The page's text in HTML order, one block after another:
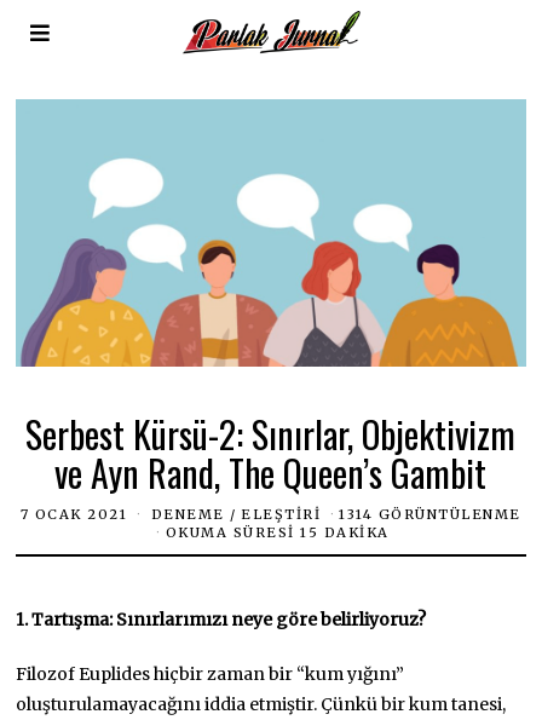
Serbest Kürsü-2: Sınırlar, Objektivizm
ve Ayn Rand, The Queen’s Gambit
7 OCAK 2021 DENEME / ELEŞTIRI
1314 GÖRÜNTÜLENME
OKUMA SÜRESI 15 DAKIKA
1. Tartışma: Sınırlarımızı neye göre belirliyoruz?
Filozof Euplides hiçbir zaman bir “kum yığını”
oluşturulamayacağını iddia etmiştir. Çünkü bir kum tanesi,